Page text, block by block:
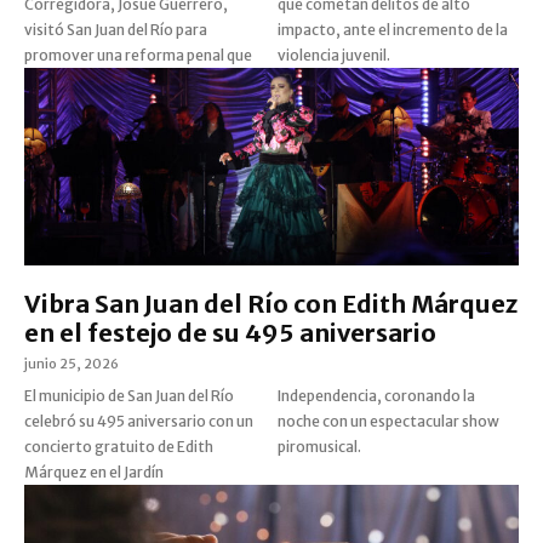
Corregidora, Josué Guerrero,
visitó San Juan del Río para
promover una reforma penal que
que cometan delitos de alto
impacto, ante el incremento de la
violencia juvenil.
Vibra San Juan del Río con Edith Márquez
en el festejo de su 495 aniversario
junio 25, 2026
El municipio de San Juan del Río
celebró su 495 aniversario con un
concierto gratuito de Edith
Márquez en el Jardín
Independencia, coronando la
noche con un espectacular show
piromusical.